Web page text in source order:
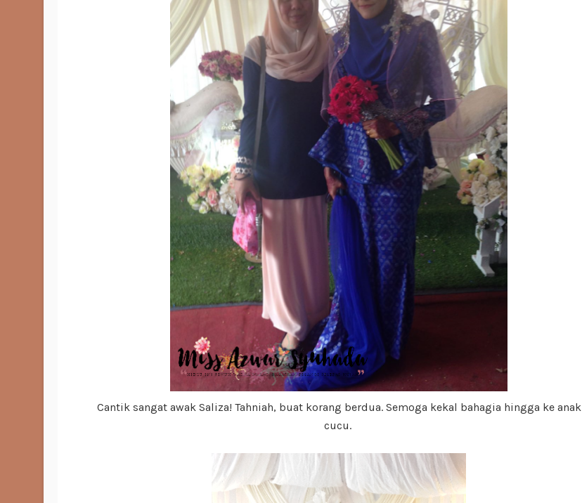
Cantik sangat awak Saliza! Tahniah, buat korang berdua. Semoga kekal bahagia hingga ke anak
cucu.